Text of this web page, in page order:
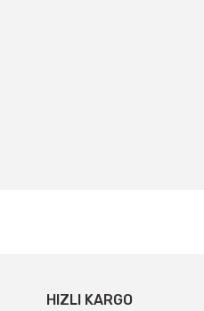
HIZLI KARGO